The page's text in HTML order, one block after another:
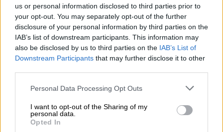
us or personal information disclosed to third parties prior to
your opt-out. You may separately opt-out of the further
disclosure of your personal information by third parties on the
IAB’s list of downstream participants. This information may
also be disclosed by us to third parties on the IAB’s List of
Downstream Participants that may further disclose it to other
Please note that this website/app uses one or more Google
not limited to your visit or usage behaviour. You may click to
grant or deny consent to Google and its third-party tags to
use your data for below specified purposes in below Google
Personal Data Processing Opt Outs
I want to opt-out of the Sharing of my
personal data.
Opted In
Το σχέδιο για την κατανομή του
κόσμου
Φυσικά το μεγάλο ζήτημα στο Πανθεσσαλικό
είναι τα μέτρα ασφαλείας προκειμένου να
αποφευχθούν τυχόν επεισόδια και η διάθεση
των εισιτηρίων. Ποιο είναι λοιπόν το σχέδιο
Σύμφωνα με όσα προέκυψαν από τη σύσκεψη,